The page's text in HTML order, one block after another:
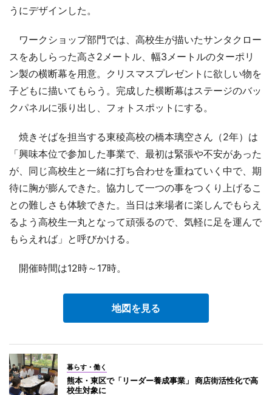
うにデザインした。
ワークショップ部門では、高校生が描いたサンタクロー
スをあしらった高さ2メートル、幅3メートルのターポリ
ン製の横断幕を用意。クリスマスプレゼントに欲しい物を
子どもに描いてもらう。完成した横断幕はステージのバッ
クパネルに張り出し、フォトスポットにする。
焼きそばを担当する東稜高校の橋本璃空さん（2年）は
「興味本位で参加した事業で、最初は緊張や不安があった
が、同じ高校生と一緒に打ち合わせを重ねていく中で、期
待に胸が膨んできた。協力して一つの事をつくり上げるこ
との難しさも体験できた。当日は来場者に楽しんでもらえ
るよう高校生一丸となって頑張るので、気軽に足を運んで
もらえれば」と呼びかける。
開催時間は12時～17時。
地図を見る
暮らす・働く
熊本・東区で「リーダー養成事業」 商店街活性化で高
校生対象に